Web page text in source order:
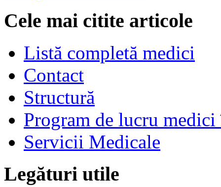
Cele mai citite articole
Listă completă medici
Contact
Structură
Program de lucru
Servicii Medicale
Legături utile